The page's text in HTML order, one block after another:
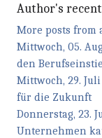
Author's
More posts from
Mittwoch, 05.
den
Mittwoch, 29. Juli
für die Zukunft
Donnerstag, 23.
Unternehmen